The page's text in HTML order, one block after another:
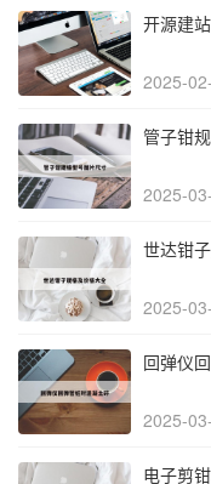
开源建
2025-
管子钳
2025-
世达钳
2025-
回弹仪
2025-
电子剪